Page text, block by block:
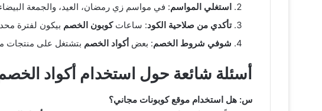
استغلي المواسم: في مواسم زي رمضان، العيد، والجمعة
تأكدي من صلاحية الكود: ساعاتكوبون الخصم بيكون لفترة
شوفي شروط الخصم: بعض أكواد الخصم بتشتغل على منتجات
أسئلة شائعة حول استخدام أكواد
س: هل استخدام موقع كوبونات مجاني؟